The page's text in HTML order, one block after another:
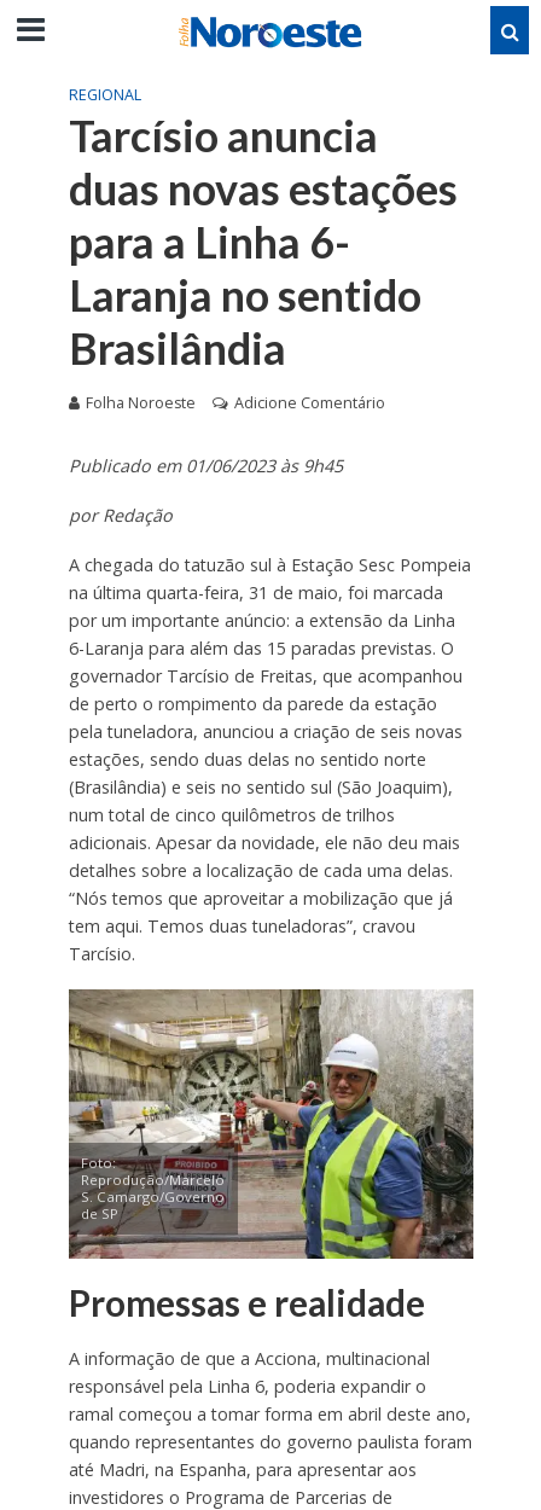
REGIONAL
Tarcísio anuncia
duas novas estações
para a Linha 6-
Laranja no sentido
Brasilândia
Folha Noroeste Adicione Comentário
Publicado em 01/06/2023 às 9h45
por Redação
A chegada do tatuzão sul à Estação Sesc Pompeia
na última quarta-feira, 31 de maio, foi marcada
por um importante anúncio: a extensão da Linha
6-Laranja para além das 15 paradas previstas. O
governador Tarcísio de Freitas, que acompanhou
de perto o rompimento da parede da estação
pela tuneladora, anunciou a criação de seis novas
estações, sendo duas delas no sentido norte
(Brasilândia) e seis no sentido sul (São Joaquim),
num total de cinco quilômetros de trilhos
adicionais. Apesar da novidade, ele não deu mais
detalhes sobre a localização de cada uma delas.
“Nós temos que aproveitar a mobilização que já
tem aqui. Temos duas tuneladoras”, cravou
Tarcísio.
Foto:
Reprodução/Marcelo
S. Camargo/Governo
de SP
Promessas e realidade
A informação de que a Acciona, multinacional
responsável pela Linha 6, poderia expandir o
ramal começou a tomar forma em abril deste ano,
quando representantes do governo paulista foram
até Madri, na Espanha, para apresentar aos
investidores o Programa de Parcerias de